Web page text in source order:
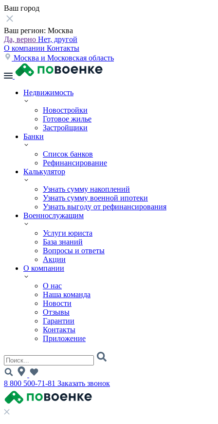
Ваш город
Ваш регион: Москва
Да, верно Нет, другой
О компании Контакты
Москва и Московская область
Недвижимость
Новостройки
Готовое жилье
Застройщики
Банки
Список банков
Рефинансирование
Калькулятор
Узнать сумму накоплений
Узнать сумму военной ипотеки
Узнать выгоду от рефинансирования
Военнослужащим
Услуги юриста
База знаний
Вопросы и ответы
Акции
О компании
О нас
Наша команда
Новости
Отзывы
Гарантии
Контакты
Приложение
8 800 500-71-81 Заказать звонок